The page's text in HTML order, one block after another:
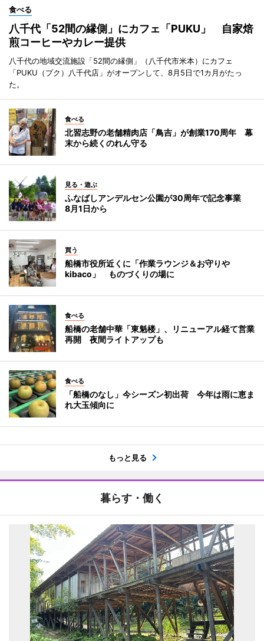
食べる
八千代「52間の縁側」にカフェ「PUKU」 自家焙
煎コーヒーやカレー提供
八千代の地域交流施設「52間の縁側」（八千代市米本）にカフェ
「PUKU（プク）八千代店」がオープンして、8月5日で1カ月がたっ
た。
食べる
北習志野の老舗精肉店「鳥吉」が創業170周年 幕
末から続くのれん守る
見る・遊ぶ
ふなばしアンデルセン公園が30周年で記念事業
8月1日から
買う
船橋市役所近くに「作業ラウンジ＆お守りや
kibaco」 ものづくりの場に
食べる
船橋の老舗中華「東魁楼」、リニューアル経て営業
再開 夜間ライトアップも
食べる
「船橋のなし」今シーズン初出荷 今年は雨に恵ま
れ大玉傾向に
もっと見る
暮らす・働く